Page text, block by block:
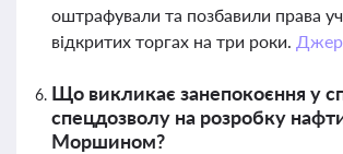
оштрафували та позбавили права
відкритих торгах на три роки.
Що викликає занепокоєння у
спецдозволу на розробку
Моршином?